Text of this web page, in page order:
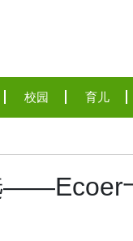
校园 育儿
——Ecoer